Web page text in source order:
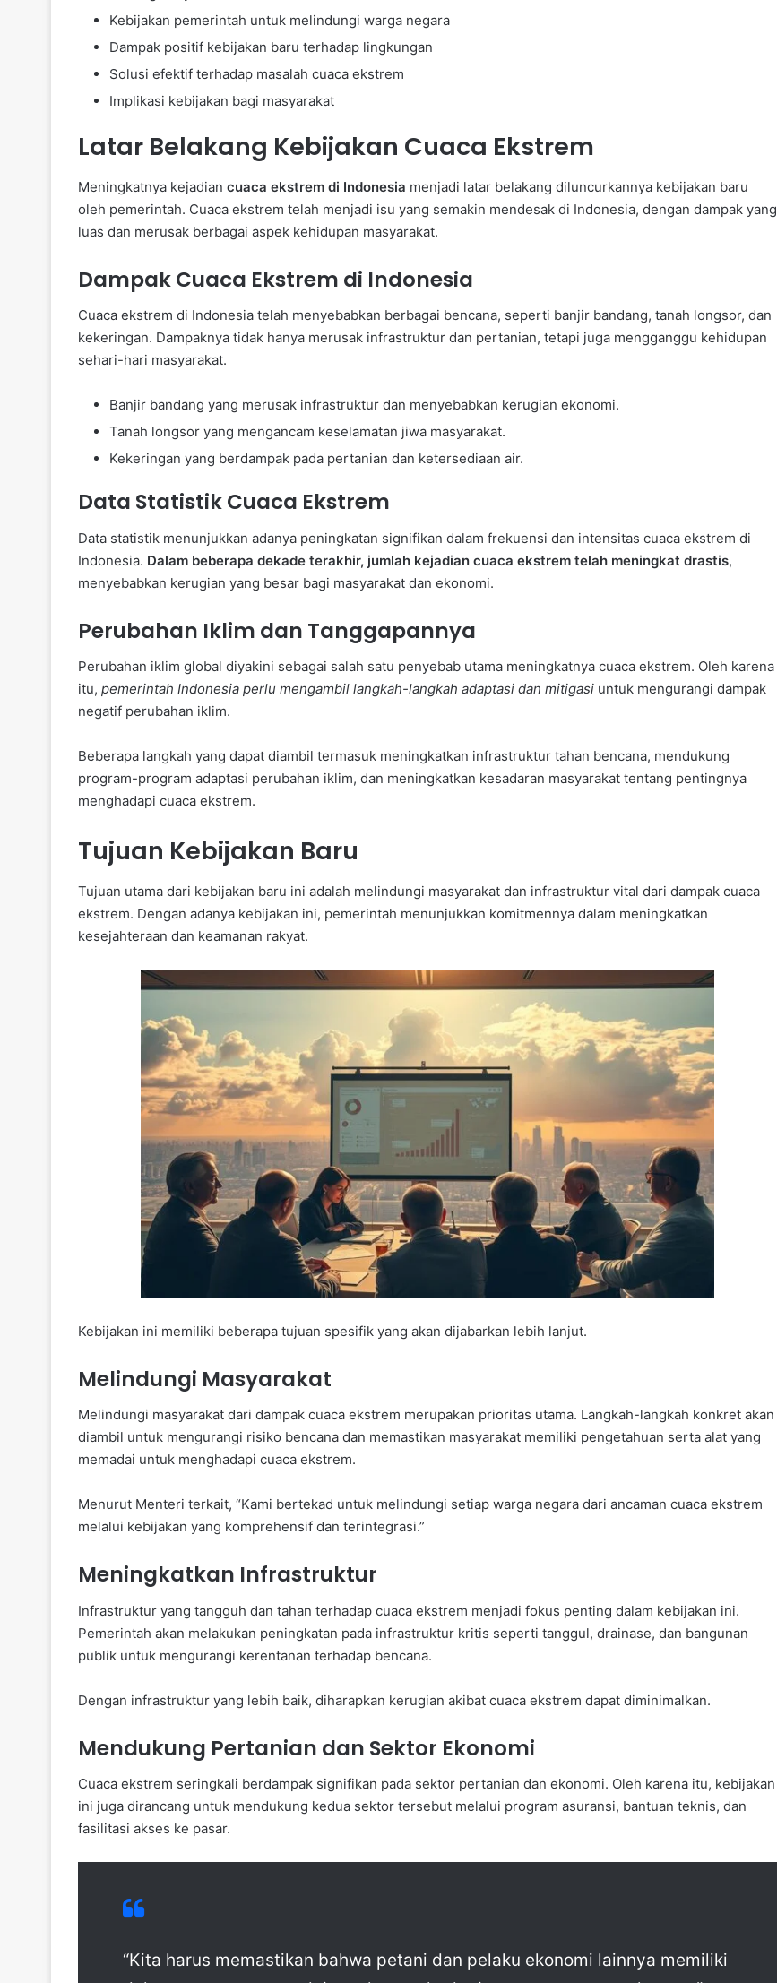
Kebijakan pemerintah untuk melindungi warga negara
Dampak positif kebijakan baru terhadap lingkungan
Solusi efektif terhadap masalah cuaca ekstrem
Implikasi kebijakan bagi masyarakat
Latar Belakang Kebijakan Cuaca Ekstrem
Meningkatnya kejadian cuaca ekstrem di Indonesia menjadi latar belakang diluncurkannya kebijakan baru
oleh pemerintah. Cuaca ekstrem telah menjadi isu yang semakin mendesak di Indonesia, dengan dampak yang
luas dan merusak berbagai aspek kehidupan masyarakat.
Dampak Cuaca Ekstrem di Indonesia
Cuaca ekstrem di Indonesia telah menyebabkan berbagai bencana, seperti banjir bandang, tanah longsor, dan
kekeringan. Dampaknya tidak hanya merusak infrastruktur dan pertanian, tetapi juga mengganggu kehidupan
sehari-hari masyarakat.
Banjir bandang yang merusak infrastruktur dan menyebabkan kerugian ekonomi.
Tanah longsor yang mengancam keselamatan jiwa masyarakat.
Kekeringan yang berdampak pada pertanian dan ketersediaan air.
Data Statistik Cuaca Ekstrem
Data statistik menunjukkan adanya peningkatan signifikan dalam frekuensi dan intensitas cuaca ekstrem di
Indonesia. Dalam beberapa dekade terakhir, jumlah kejadian cuaca ekstrem telah meningkat drastis,
menyebabkan kerugian yang besar bagi masyarakat dan ekonomi.
Perubahan Iklim dan Tanggapannya
Perubahan iklim global diyakini sebagai salah satu penyebab utama meningkatnya cuaca ekstrem. Oleh karena
itu, pemerintah Indonesia perlu mengambil langkah-langkah adaptasi dan mitigasi untuk mengurangi dampak
negatif perubahan iklim.
Beberapa langkah yang dapat diambil termasuk meningkatkan infrastruktur tahan bencana, mendukung
program-program adaptasi perubahan iklim, dan meningkatkan kesadaran masyarakat tentang pentingnya
menghadapi cuaca ekstrem.
Tujuan Kebijakan Baru
Tujuan utama dari kebijakan baru ini adalah melindungi masyarakat dan infrastruktur vital dari dampak cuaca
ekstrem. Dengan adanya kebijakan ini, pemerintah menunjukkan komitmennya dalam meningkatkan
kesejahteraan dan keamanan rakyat.
Kebijakan ini memiliki beberapa tujuan spesifik yang akan dijabarkan lebih lanjut.
Melindungi Masyarakat
Melindungi masyarakat dari dampak cuaca ekstrem merupakan prioritas utama. Langkah-langkah konkret akan
diambil untuk mengurangi risiko bencana dan memastikan masyarakat memiliki pengetahuan serta alat yang
memadai untuk menghadapi cuaca ekstrem.
Menurut Menteri terkait, “Kami bertekad untuk melindungi setiap warga negara dari ancaman cuaca ekstrem
melalui kebijakan yang komprehensif dan terintegrasi.”
Meningkatkan Infrastruktur
Infrastruktur yang tangguh dan tahan terhadap cuaca ekstrem menjadi fokus penting dalam kebijakan ini.
Pemerintah akan melakukan peningkatan pada infrastruktur kritis seperti tanggul, drainase, dan bangunan
publik untuk mengurangi kerentanan terhadap bencana.
Dengan infrastruktur yang lebih baik, diharapkan kerugian akibat cuaca ekstrem dapat diminimalkan.
Mendukung Pertanian dan Sektor Ekonomi
Cuaca ekstrem seringkali berdampak signifikan pada sektor pertanian dan ekonomi. Oleh karena itu, kebijakan
ini juga dirancang untuk mendukung kedua sektor tersebut melalui program asuransi, bantuan teknis, dan
fasilitasi akses ke pasar.
“Kita harus memastikan bahwa petani dan pelaku ekonomi lainnya memiliki